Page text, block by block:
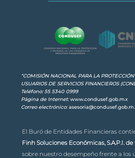
“COMISIÓN NACIONAL PARA LA
USUARIOS DE SERVICIOS FINANCIEROS
Teléfono: 55 5340 0999
Página de Internet:www.condusef.gob.mx
Correo electrónico:asesoria@condusef.gob.m
El Buró de Entidades Financieras
Finh Soluciones Económicas, S.A.P.I. de
sobre nuestro desempeño frente a los